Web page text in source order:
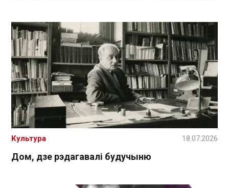
Дом, дзе рэдагавалі будучыню
Культура 18.07.2026